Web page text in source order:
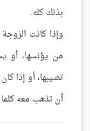
بذلك كله.
وإذا كانت
من يؤنسها، أو
تصيبها، أو إذا
أن تذهب معه